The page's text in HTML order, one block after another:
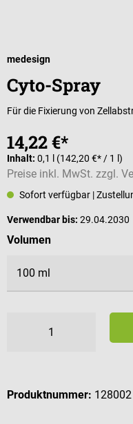
medesign
Cyto-Spray
Für die Fixierung von
14,22 €*
Inhalt: 0,1 l (142,20 €* / 1 l)
Preise inkl. MwSt. zzgl.
Sofort verfügbar |
Verwendbar bis: 29.04.2030
Volumenauswählen
Produktnummer: 128002